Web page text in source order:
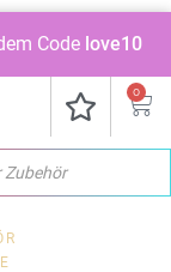
Code love10
0